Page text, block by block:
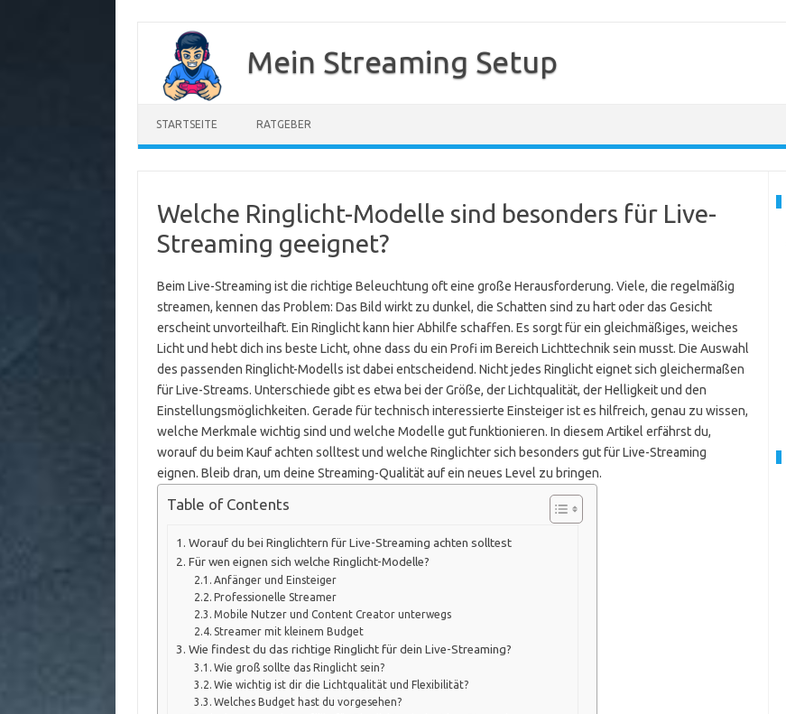
springen
Mein Streaming Setup
STARTSEITE RATGEBER
Welche Ringlicht-Modelle sind besonders für Live-
Streaming geeignet?
Beim Live-Streaming ist die richtige Beleuchtung oft eine große Herausforderung. Viele, die regelmäßig
streamen, kennen das Problem: Das Bild wirkt zu dunkel, die Schatten sind zu hart oder das Gesicht
erscheint unvorteilhaft. Ein Ringlicht kann hier Abhilfe schaffen. Es sorgt für ein gleichmäßiges, weiches
Licht und hebt dich ins beste Licht, ohne dass du ein Profi im Bereich Lichttechnik sein musst. Die Auswahl
des passenden Ringlicht-Modells ist dabei entscheidend. Nicht jedes Ringlicht eignet sich gleichermaßen
für Live-Streams. Unterschiede gibt es etwa bei der Größe, der Lichtqualität, der Helligkeit und den
Einstellungsmöglichkeiten. Gerade für technisch interessierte Einsteiger ist es hilfreich, genau zu wissen,
welche Merkmale wichtig sind und welche Modelle gut funktionieren. In diesem Artikel erfährst du,
worauf du beim Kauf achten solltest und welche Ringlichter sich besonders gut für Live-Streaming
eignen. Bleib dran, um deine Streaming-Qualität auf ein neues Level zu bringen.
Table of Contents
Worauf du bei Ringlichtern für Live-Streaming achten solltest
Für wen eignen sich welche Ringlicht-Modelle?
Anfänger und Einsteiger
Professionelle Streamer
Mobile Nutzer und Content Creator unterwegs
Streamer mit kleinem Budget
Wie findest du das richtige Ringlicht für dein Live-Streaming?
Wie groß sollte das Ringlicht sein?
Wie wichtig ist dir die Lichtqualität und Flexibilität?
Welches Budget hast du vorgesehen?